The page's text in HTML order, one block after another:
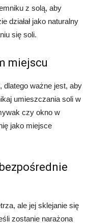
z solą, aby
działał jako naturalny
się soli.
miejscu
dlatego ważne jest, aby
umieszczania soli w
czy okno w
jako miejsce
ale jej sklejanie się
zostanie narażona